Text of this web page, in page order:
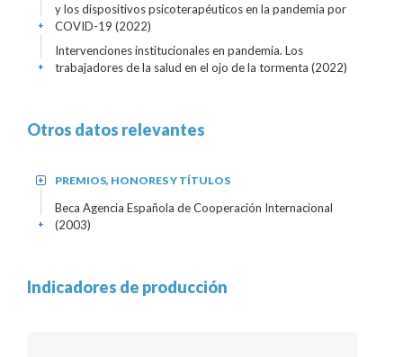
y los dispositivos psicoterapéuticos en la pandemia por
COVID-19 (2022)
+
Intervenciones institucionales en pandemia. Los
trabajadores de la salud en el ojo de la tormenta (2022)
+
Otros datos relevantes
PREMIOS, HONORES Y TÍTULOS
+
Beca Agencia Española de Cooperación Internacional
(2003)
+
Indicadores de producción